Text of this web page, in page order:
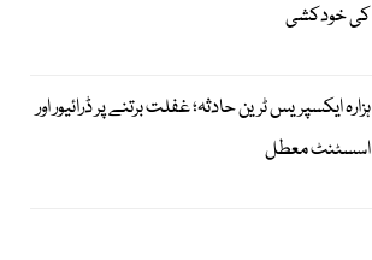
کی خودکشی
ہزارہ ایکسپریس ٹرین حادثہ؛ غفلت برتنے پر ڈرائیور اور
اسسٹنٹ معطل